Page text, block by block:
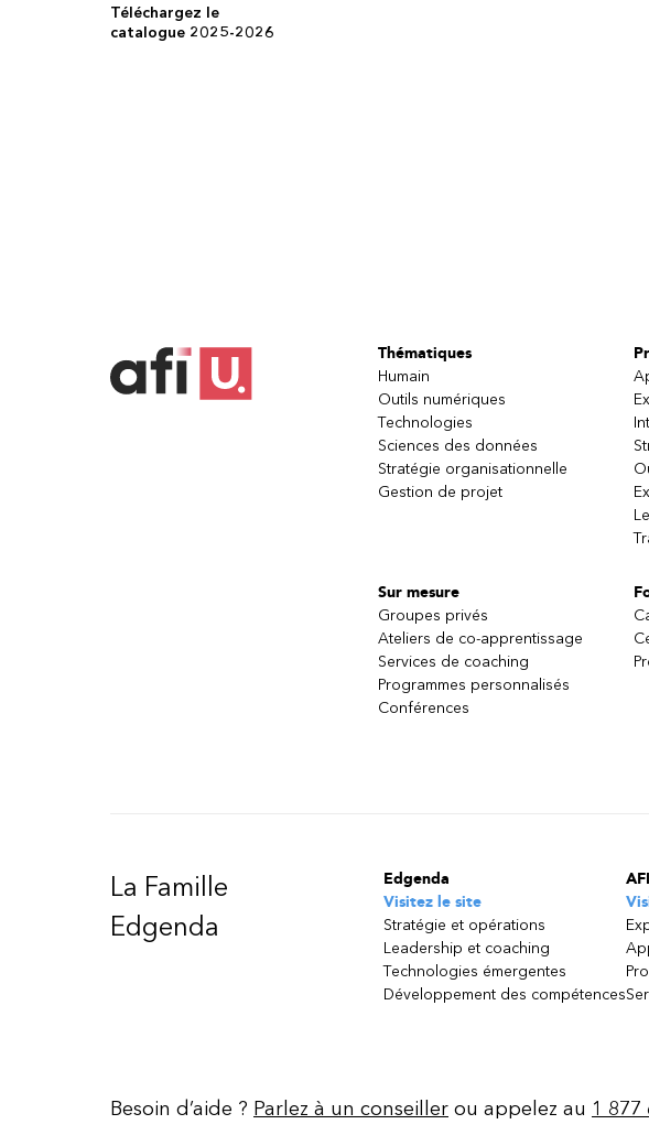
Téléchargez le
catalogue 2025-2026
Thématiques
Humain
Outils numériques
Technologies
Sciences des données
Stratégie organisationnelle
Gestion de projet
Sur mesure
Groupes privés
Ateliers de co-apprentissage
Services de coaching
Programmes personnalisés
Conférences
La Famille
Edgenda
Edgenda
Visitez le site
Stratégie et opérations
Leadership et coaching
Technologies émergentes
Développement des compétences
Besoin d’aide ? Parlez à un conseiller ou appelez au 1 877